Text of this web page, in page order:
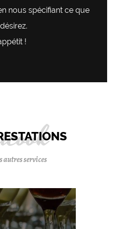
nous spécifiant ce que
!
autres services